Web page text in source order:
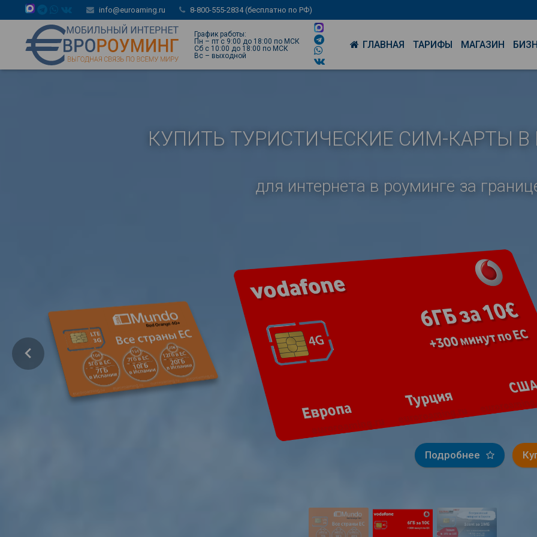
info@euroaming.ru 8-800-555-2834 (бесплатно по РФ)
График работы:
Пн – пт с 9:00 до 18:00 по МСК
Сб с 10:00 до 18:00 по МСК
Вс – выходной
ГЛАВНАЯ ТАРИФЫ МАГАЗИН
КУПИТЬ ТУРИСТИЧЕСКИЕ СИМ-КАРТЫ В
для интернета в роуминге за
Подробнее